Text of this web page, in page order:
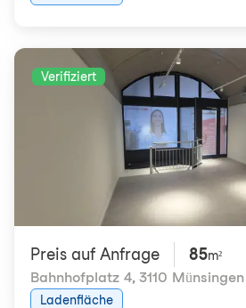
Verifiziert
Preis auf Anfrage 85m²
Bahnhofplatz 4, 3110 Münsingen
Ladenfläche